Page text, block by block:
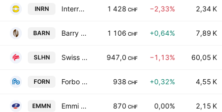
INRN Interroll Holding AG 1 428 CHF −2,33% 2,34 K
BARN Barry Callebaut AG 1 106 CHF +0,64% 7,89 K
SLHN Swiss Life Holding AG 947,0 CHF −1,13% 60,05 K
FORN Forbo Holding AG 938 CHF +0,32% 4,55 K
EMMN Emmi AG 870 CHF 0,00% 2,15 K